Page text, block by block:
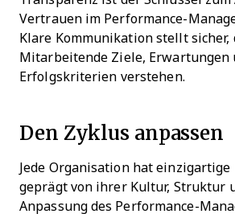
Vertrauen im Performance-
Klare Kommunikation stellt sicher,
Mitarbeitende Ziele, Erwartungen
Erfolgskriterien verstehen.
Den Zyklus anpassen
Jede Organisation hat
geprägt von ihrer Kultur, Struktur
Anpassung des Performance-